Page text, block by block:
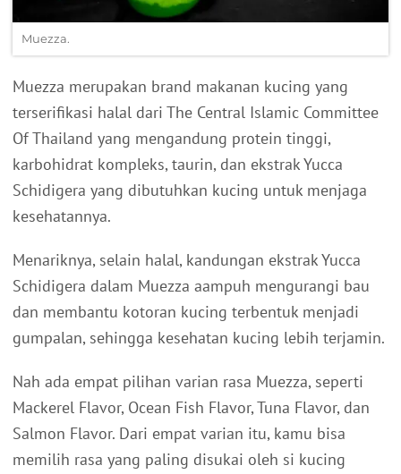
Muezza.
Muezza merupakan brand makanan kucing yang
terserifikasi halal dari The Central Islamic Committee
Of Thailand yang mengandung protein tinggi,
karbohidrat kompleks, taurin, dan ekstrak Yucca
Schidigera yang dibutuhkan kucing untuk menjaga
kesehatannya.
Menariknya, selain halal, kandungan ekstrak Yucca
Schidigera dalam Muezza aampuh mengurangi bau
dan membantu kotoran kucing terbentuk menjadi
gumpalan, sehingga kesehatan kucing lebih terjamin.
Nah ada empat pilihan varian rasa Muezza, seperti
Mackerel Flavor, Ocean Fish Flavor, Tuna Flavor, dan
Salmon Flavor. Dari empat varian itu, kamu bisa
memilih rasa yang paling disukai oleh si kucing